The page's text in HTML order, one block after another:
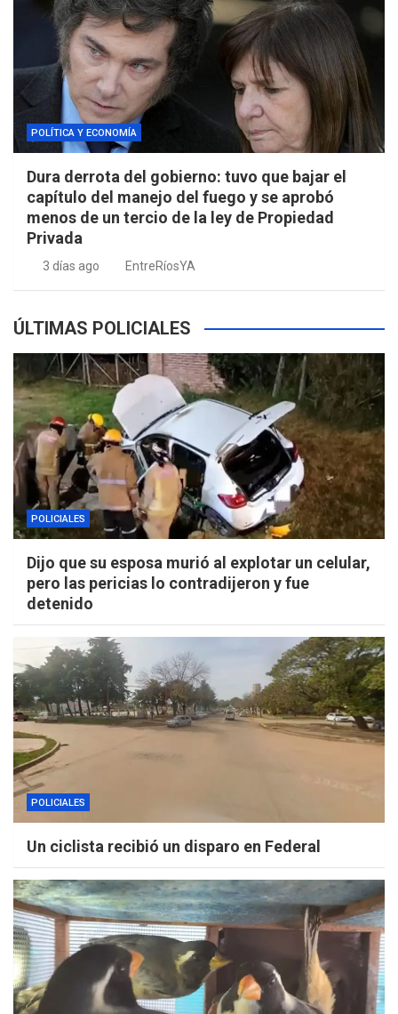
POLÍTICA Y ECONOMÍA
Dura derrota del gobierno: tuvo que bajar el
capítulo del manejo del fuego y se aprobó
menos de un tercio de la ley de Propiedad
Privada
3 días ago EntreRíosYA
ÚLTIMAS POLICIALES
POLICIALES
Dijo que su esposa murió al explotar un celular,
pero las pericias lo contradijeron y fue
detenido
POLICIALES
Un ciclista recibió un disparo en Federal